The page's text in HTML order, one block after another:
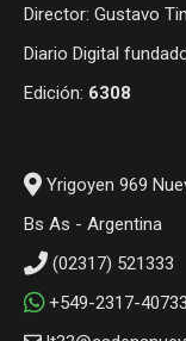
Director: Gustavo
Diario Digital
Edición: 6308
Yrigoyen 969
Bs As - Argentina
(02317) 521333
+549-2317-